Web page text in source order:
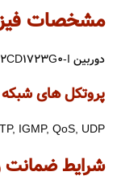
مشخصات
دوربین DS-2CD1723G0-I جهت نصب در محیط های خارجی نیز مناسب است زیرا از استاندارد جهانی IP67 و IK10 بهره می برد و در برابر آب , گرد و غبار و ضربه اجسام مقاوم بوده است. جنس بدنه فلز پلاستیک است.
پروتکل های شبکه
IGMP, QoS, UDP
شرایط ضمانت